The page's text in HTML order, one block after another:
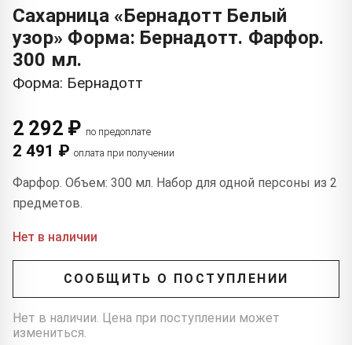
Сахарница «Бернадотт Белый
узор» Форма: Бернадотт. Фарфор.
300 мл.
Форма: Бернадотт
2 292 ₽ по предоплате
2 491 ₽ оплата при получении
Фарфор. Объем: 300 мл. Набор для одной персоны из 2
предметов.
Нет в наличии
СООБЩИТЬ О ПОСТУПЛЕНИИ
Нет в наличии. Цена при поступлении может
измениться.